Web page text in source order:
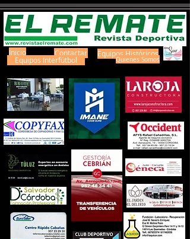
Inicio Contactar
Equipos Interfútbol
Equipos Históricos
Quienes Somos